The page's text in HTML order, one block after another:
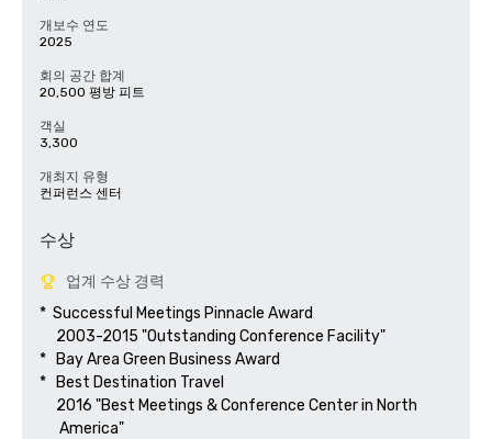
개보수 연도
2025
회의 공간 합계
20,500 평방 피트
객실
3,300
개최지 유형
컨퍼런스 센터
수상
업계 수상 경력
*  Successful Meetings Pinnacle Award
     2003-2015 "Outstanding Conference Facility"
*   Bay Area Green Business Award
*   Best Destination Travel
     2016 "Best Meetings & Conference Center in North
      America"